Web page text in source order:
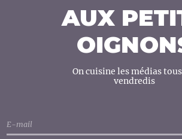
AUX
On cuisine les médias
vendredis